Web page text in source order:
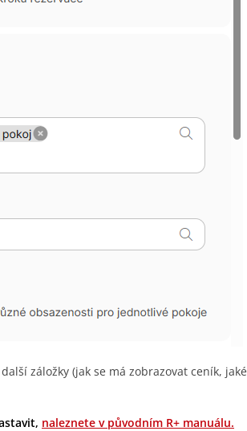
záložky (jak se má zobrazovat ceník, jaké
naleznete v původním R+ manuálu.